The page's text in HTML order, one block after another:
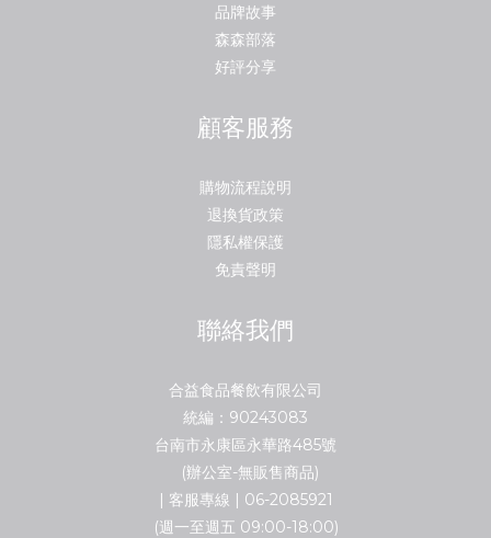
品牌故事
森森部落
好評分享
顧客服務
購物流程說明
退換貨政策
隱私權保護
免責聲明
聯絡我們
合益食品餐飲有限公司
統編：90243083
台南市永康區永華路485號
(辦公室-無販售商品)
| 客服專線 | 06-2085921
(週一至週五 09:00-18:00)